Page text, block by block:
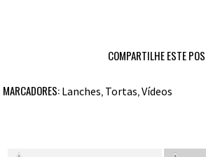
COMPARTILHE ESTE
MARCADORES: Lanches, Tortas,Vídeos